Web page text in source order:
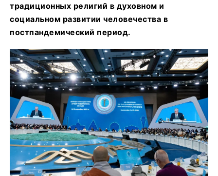
традиционных религий в духовном и
социальном развитии человечества в
постпандемический период.